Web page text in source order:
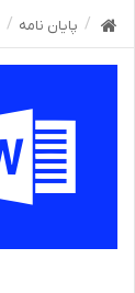
پایان نامه